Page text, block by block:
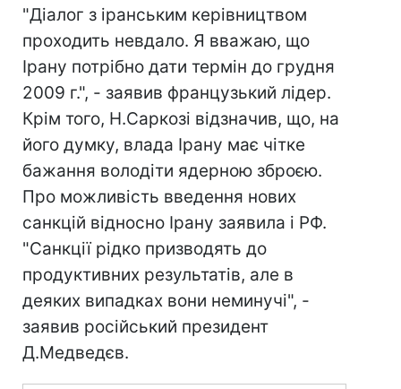
"Діалог з іранським керівництвом
проходить невдало. Я вважаю, що
Ірану потрібно дати термін до грудня
2009 г.", - заявив французький лідер.
Крім того, Н.Саркозі відзначив, що, на
його думку, влада Ірану має чітке
бажання володіти ядерною зброєю.
Про можливість введення нових
санкцій відносно Ірану заявила і РФ.
"Санкції рідко призводять до
продуктивних результатів, але в
деяких випадках вони неминучі", -
заявив російський президент
Д.Медведєв.